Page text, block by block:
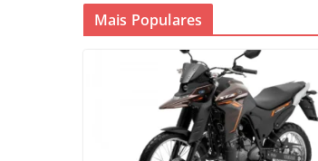
Mais Populares